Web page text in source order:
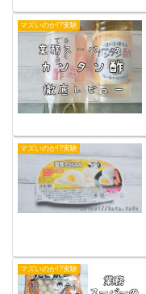
マズいのか!?実験
マズいのか!?実験
マズいのか!?実験